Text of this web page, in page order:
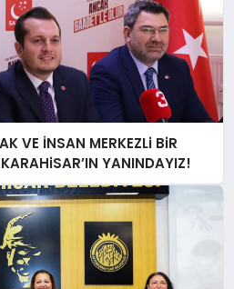
VE İNSAN MERKEZLi BiR
YANINDAYIZ!